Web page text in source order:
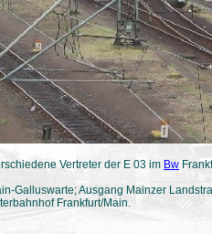
Vertreter der E 03 im Bw
Galluswarte; Ausgang Mainzer
Frankfurt/Main.